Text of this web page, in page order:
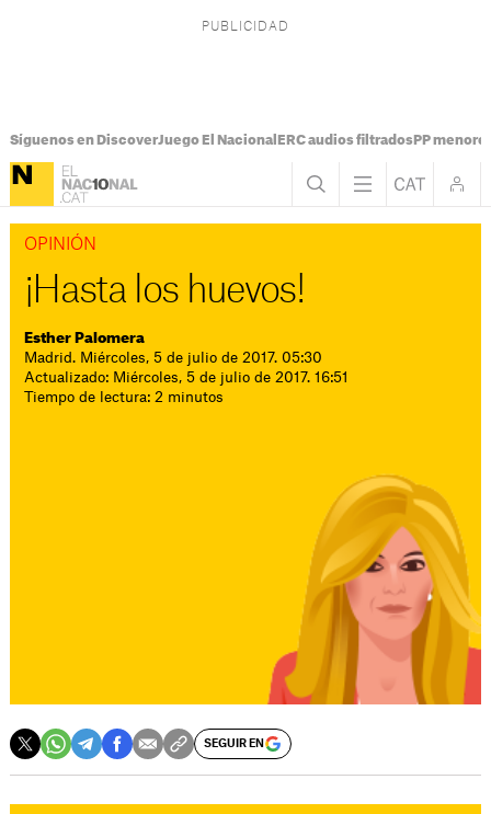
Síguenos en DiscoverJuego El Nacional ERC audios filtradosPP
OPINIÓN
¡Hasta los huevos!
Esther Palomera
Madrid. Miércoles, 5 de julio de 2017. 05:30
Actualizado: Miércoles, 5 de julio de 2017. 16:51
Tiempo de lectura: 2 minutos
SEGUIR EN